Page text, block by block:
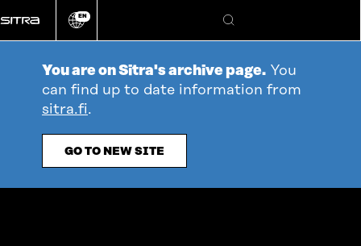
directly
to
Change
EN
Search
You are on Sitra's archive page. You
can find up to date information from
sitra.fi.
GO TO NEW SITE